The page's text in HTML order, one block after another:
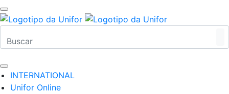
INTERNATIONAL
Unifor Online